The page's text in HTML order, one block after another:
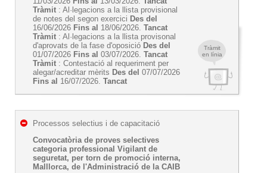
Tràmit
en línia
Tràmit : Al·legacions a la llista provisional
de notes del segon exercici Des del
16/06/2026 Fins al 18/06/2026. Tancat
Tràmit : Al·legacions a la llista provisonal
d'aprovats de la fase d'oposició Des del
01/07/2026 Fins al 03/07/2026. Tancat
Tràmit : Contestació al requeriment per
alegar/acreditar mèrits Des del 07/07/2026
Fins al 16/07/2026. Tancat
Processos selectius i de capacitació
Convocatòria de proves selectives
categoria professional Vigilant de
seguretat, per torn de promoció interna,
Malllorca, de l'Administració de la CAIB